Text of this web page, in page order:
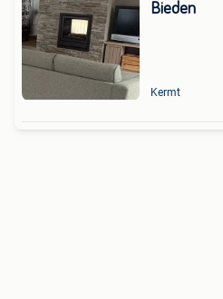
Bieden
Kermt